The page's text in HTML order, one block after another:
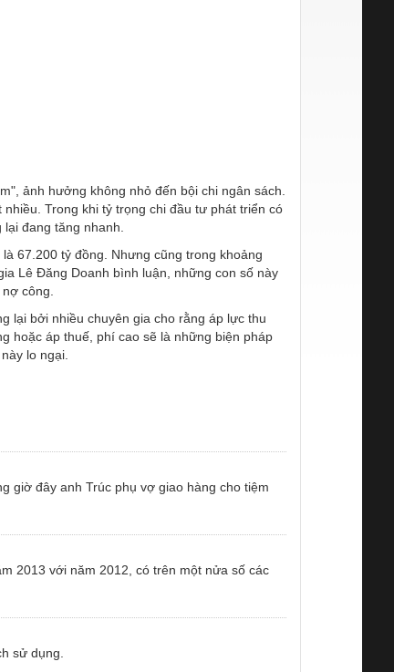
ảnh hưởng không nhỏ đến bội chi ngân sách.
Trong khi tỷ trọng chi đầu tư phát triển có
đang tăng nhanh.
67.200 tỷ đồng . Nhưng cũng trong khoảng
Lê Đăng Doanh bình luận, những con số này
nợ công.
lại bởi nhiều chuyên gia cho rằng áp lực thu
hoặc áp thuế, phí cao sẽ là những biện pháp
lo ngại.
giờ đây anh Trúc phụ vợ giao hàng cho tiệm
2013 với năm 2012, có trên một nửa số các
sử dụng.